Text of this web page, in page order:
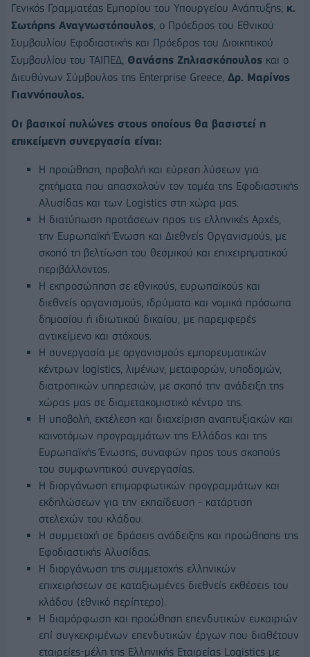
Γενικός Γραμματέας Εμπορίου του Υπουργείου Ανάπτυξης, κ.
Σωτήρης Αναγνωστόπουλος, ο Πρόεδρος του Εθνικού
Συμβουλίου Εφοδιαστικής και Πρόεδρος του Διοικητικού
Συμβουλίου του ΤΑΙΠΕΔ, Θανάσης Ζηλιασκόπουλος και ο
Διευθύνων Σύμβουλος της Enterprise Greece, Δρ. Μαρίνος
Γιαννόπουλος.
Οι βασικοί πυλώνες στους οποίους θα βασιστεί η
επικείμενη συνεργασία είναι:
Η προώθηση, προβολή και εύρεση λύσεων για
ζητήματα που απασχολούν τον τομέα της Εφοδιαστικής
Αλυσίδας και των Logistics στη χώρα μας.
Η διατύπωση προτάσεων προς τις ελληνικές Αρχές,
την Ευρωπαϊκή Ένωση και Διεθνείς Οργανισμούς, με
σκοπό τη βελτίωση του θεσμικού και επιχειρηματικού
περιβάλλοντος.
Η εκπροσώπηση σε εθνικούς, ευρωπαϊκούς και
διεθνείς οργανισμούς, ιδρύματα και νομικά πρόσωπα
δημοσίου ή ιδιωτικού δικαίου, με παρεμφερές
αντικείμενο και στόχους.
Η συνεργασία με οργανισμούς εμπορευματικών
κέντρων logistics, λιμένων, μεταφορών, υποδομών,
διατροπικών υπηρεσιών, με σκοπό την ανάδειξη της
χώρας μας σε διαμετακομιστικό κέντρο της.
Η υποβολή, εκτέλεση και διαχείριση αναπτυξιακών και
καινοτόμων προγραμμάτων της Ελλάδας και της
Ευρωπαϊκής Ένωσης, συναφών προς τους σκοπούς
του συμφωνητικού συνεργασίας.
Η διοργάνωση επιμορφωτικών προγραμμάτων και
εκδηλώσεων για την εκπαίδευση - κατάρτιση
στελεχών του κλάδου.
Η συμμετοχή σε δράσεις ανάδειξης και προώθησης της
Εφοδιαστικής Αλυσίδας.
Η διοργάνωση της συμμετοχής ελληνικών
επιχειρήσεων σε καταξιωμένες διεθνείς εκθέσεις του
κλάδου (εθνικό περίπτερο).
Η διαμόρφωση και προώθηση επενδυτικών ευκαιριών
επί συγκεκριμένων επενδυτικών έργων που διαθέτουν
εταιρείες-μέλη της Ελληνικής Εταιρείας Logistics με